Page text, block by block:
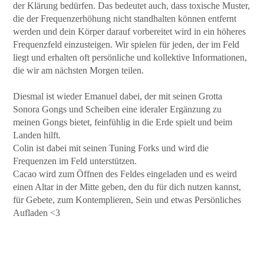
der Klärung bedürfen. Das bedeutet auch, dass toxische Muster,
die der Frequenzerhöhung nicht standhalten können entfernt
werden und dein Körper darauf vorbereitet wird in ein höheres
Frequenzfeld einzusteigen. Wir spielen für jeden, der im Feld
liegt und erhalten oft persönliche und kollektive Informationen,
die wir am nächsten Morgen teilen.
Diesmal ist wieder Emanuel dabei, der mit seinen Grotta
Sonora Gongs und Scheiben eine ideraler Ergänzung zu
meinen Gongs bietet, feinfühlig in die Erde spielt und beim
Landen hilft.
Colin ist dabei mit seinen Tuning Forks und wird die
Frequenzen im Feld unterstützen.
Cacao wird zum Öffnen des Feldes eingeladen und es weird
einen Altar in der Mitte geben, den du für dich nutzen kannst,
für Gebete, zum Kontemplieren, Sein und etwas Persönliches
Aufladen <3